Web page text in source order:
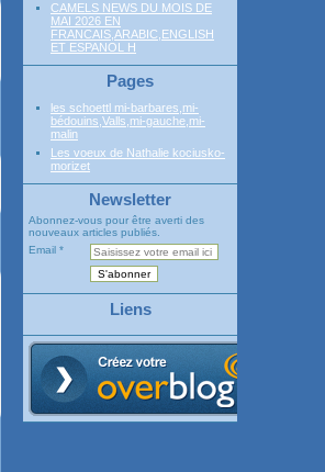
CAMELS NEWS DU MOIS DE
MAI 2026 EN
FRANCAIS,ARABIC,ENGLISH
ET ESPANOL H
Pages
les schoettl mi-barbares,mi-
bédouins,Valls,mi-gauche,mi-
malin
Les voeux de Nathalie kociusko-
morizet
Newsletter
Abonnez-vous pour être averti des
nouveaux articles publiés.
Email
Liens